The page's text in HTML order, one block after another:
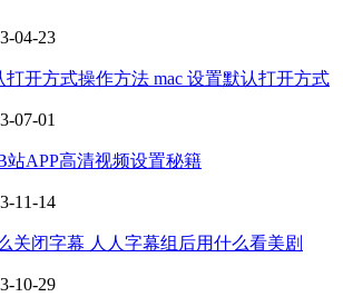
04-23
打开方式操作方法 mac 设置默认打开方式
07-01
站APP高清视频设置秘籍
11-14
关闭字幕 人人字幕组后用什么看美剧
10-29